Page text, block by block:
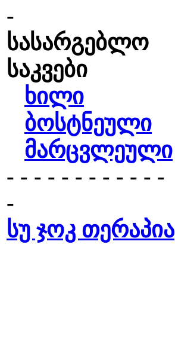
-
სასარგებლო
საკვები
ხილი
ბოსტნეული
მარცვლეული
- - - - - - - - - - - -
-
სუ ჯოკ თერაპია